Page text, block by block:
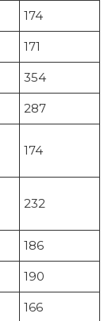
174
171
354
287
174
232
186
190
166